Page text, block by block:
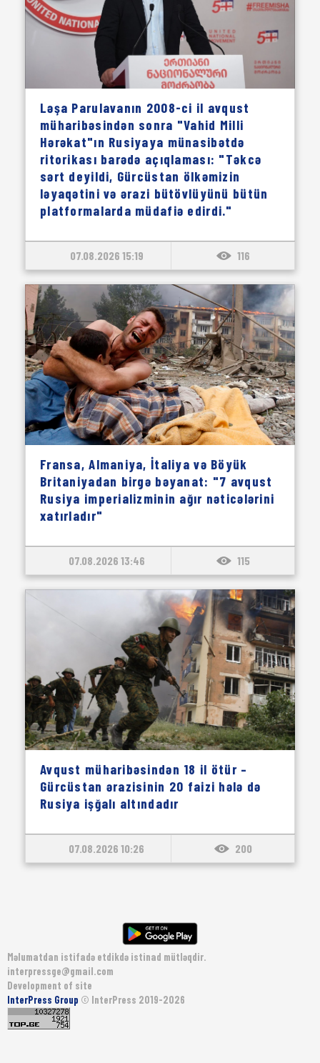
Ləşa Parulavanın 2008-ci il avqust
müharibəsindən sonra "Vahid Milli
Hərəkat"ın Rusiyaya münasibətdə
ritorikası barədə açıqlaması: "Təkcə
sərt deyildi, Gürcüstan ölkəmizin
ləyaqətini və ərazi bütövlüyünü bütün
platformalarda müdafiə edirdi."
07.08.2026 15:19 116
Fransa, Almaniya, İtaliya və Böyük
Britaniyadan birgə bəyanat: "7 avqust
Rusiya imperializminin ağır nəticələrini
xatırladır"
07.08.2026 13:46 115
Avqust müharibəsindən 18 il ötür –
Gürcüstan ərazisinin 20 faizi hələ də
Rusiya işğalı altındadır
07.08.2026 10:26 200
Məlumatdan istifadə etdikdə istinad mütləqdir.
interpressge@gmail.com
Development of site
InterPress Group © InterPress 2019-2026